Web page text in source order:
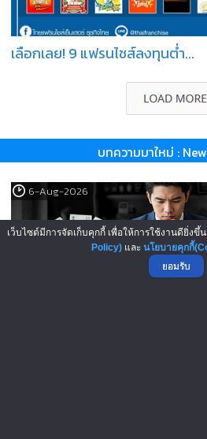
เลือกเลย! 9 แฟรนไชส์ลงทุนต่ำ...
บทความมาใหม่ :
6-Aug-2026
เว็บไซต์มีการจัดเก็บคุกกี้ เพื่อให้การใช้งานดียิ่งขึ้น
Policy)และ นโยบายคุกกี้
ยอมรับ